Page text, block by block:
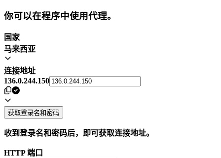
你可以在程序中使用代理。
国家
马来西亚
连接地址
136.0.244.150
获取登录名和密码
收到登录名和密码后，即可获取连接地址。
HTTP 端口